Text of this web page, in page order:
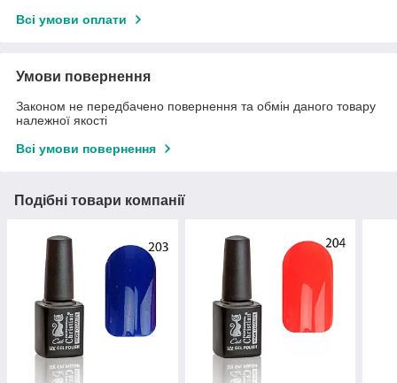
Всі умови оплати
Умови повернення
Законом не передбачено повернення та обмін даного товару
належної якості
Всі умови повернення
Подібні товари компанії